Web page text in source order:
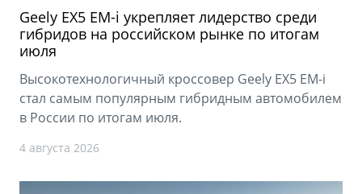
Geely EX5 EM-i укрепляет лидерство среди
гибридов на российском рынке по итогам
июля
Высокотехнологичный кроссовер Geely EX5 EM-i
стал самым популярным гибридным автомобилем
в России по итогам июля.
4 августа 2026